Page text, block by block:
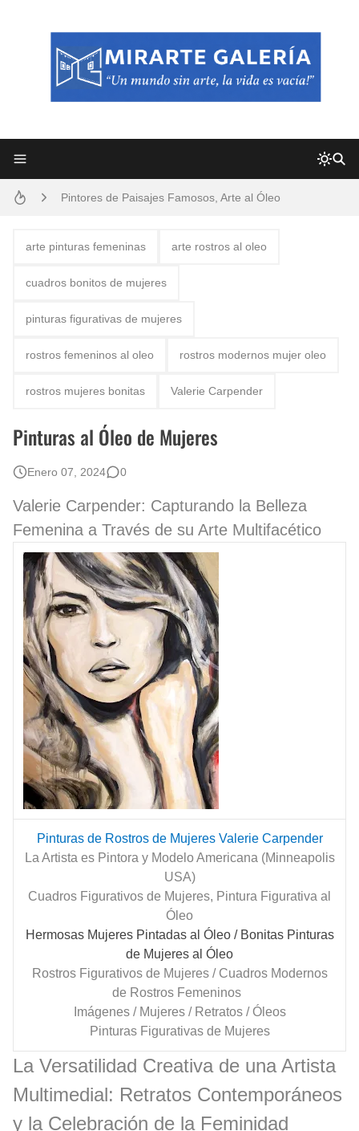
Pintores de Paisajes Famosos, Arte al Óleo
Que significan los cuadros de negras africanas?
arte pinturas femeninas arte rostros al oleo
cuadros bonitos de mujeres
pinturas figurativas de mujeres
rostros femeninos al oleo rostros modernos mujer oleo
rostros mujeres bonitas Valerie Carpender
Pinturas al Óleo de Mujeres
Enero 07, 2024 0
Valerie Carpender: Capturando la Belleza
Femenina a Través de su Arte Multifacético
Pinturas de Rostros de Mujeres Valerie Carpender
La Artista es Pintora y Modelo Americana (Minneapolis
USA)
Cuadros Figurativos de Mujeres, Pintura Figurativa al
Óleo
Hermosas Mujeres Pintadas al Óleo/ Bonitas Pinturas
de Mujeres al Óleo
Rostros Figurativos de Mujeres / Cuadros Modernos
de Rostros Femeninos
Imágenes / Mujeres / Retratos / Óleos
Pinturas Figurativas de Mujeres
La Versatilidad Creativa de una Artista
Multimedial: Retratos Contemporáneos
y la Celebración de la Feminidad